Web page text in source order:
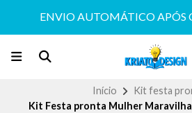
ENVIO AUTOMÁTICO APÓS
Início
Kit festa
Kit Festa pronta Mulher